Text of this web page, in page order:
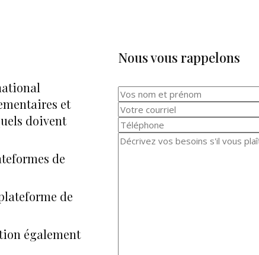
et
doivent
de
de
également
Nous vous rappelons